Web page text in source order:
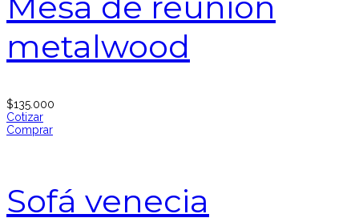
metalwood
$135.000
Cotizar
Comprar
Sofá venecia